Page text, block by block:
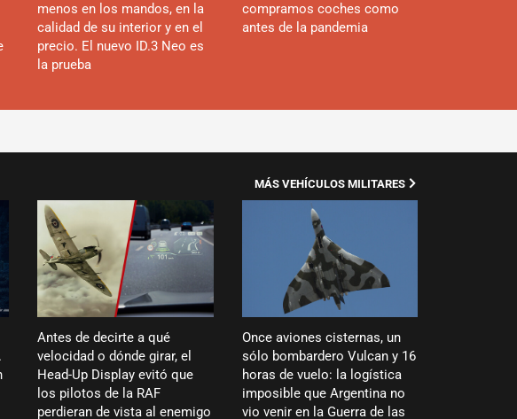
menos en los mandos, en la
calidad de su interior y en el
precio. El nuevo ID.3 Neo es
la prueba
compramos coches como
antes de la pandemia
Antes de decirte a qué
velocidad o dónde girar, el
Head-Up Display evitó que
los pilotos de la RAF
perdieran de vista al enemigo
Once aviones cisternas, un
sólo bombardero Vulcan y 16
horas de vuelo: la logística
imposible que Argentina no
vio venir en la Guerra de las
MÁS VEHÍCULOS MILITARES